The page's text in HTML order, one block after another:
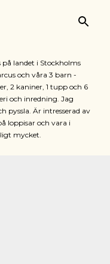
landet i Stockholms
och våra 3 barn -
2 kaniner, 1 tupp och 6
och inredning. Jag
pyssla. Är intresserad av
loppisar och vara i
mycket.